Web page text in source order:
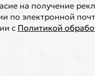
на получение
по электронной
с Политикой